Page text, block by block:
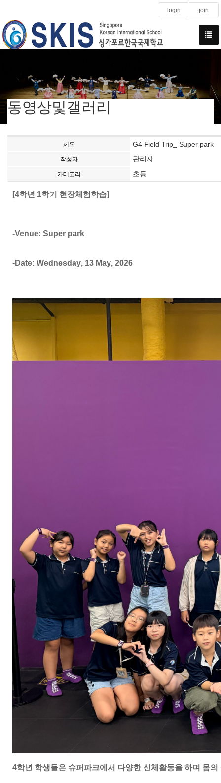
login join
동영상및갤러리
제목 G4 Field Trip_ Super park
작성자 관리자
카테고리 초등
[4학년 1학기 현장체험학습]
-Venue: Super park
-Date: Wednesday, 13 May, 2026
4학년 학생들은 슈퍼파크에서 다양한 신체활동을 하며 몸